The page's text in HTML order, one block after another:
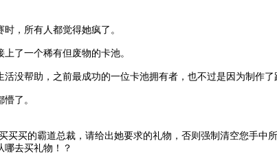
，所有人都觉得她疯了。
了一个稀有但废物的卡池。
没帮助，之前最成功的一位卡池拥有者，也不过是因为制作
了。
买买的霸道总裁，请给出她要求的礼物，否则强制清空您手中
哪去买礼物！？